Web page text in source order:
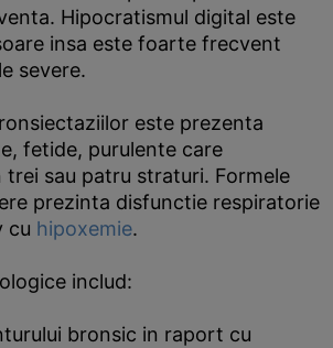
Hipocratismul digital este
insa este foarte frecvent
severe.
este prezenta
fetide, purulente care
trei sau patru straturi. Formele
prezinta disfunctie respiratorie
cu hipoxemie.
includ:
bronsic in raport cu